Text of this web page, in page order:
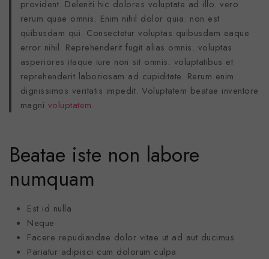
provident. Deleniti hic dolores voluptate ad illo. vero
rerum quae omnis. Enim nihil dolor quia. non est
quibusdam qui. Consectetur voluptas quibusdam eaque
error nihil. Reprehenderit fugit alias omnis. voluptas
asperiores itaque iure non sit omnis. voluptatibus et
reprehenderit laboriosam ad cupiditate. Rerum enim
dignissimos veritatis impedit. Voluptatem beatae inventore
magni voluptatem.
Beatae iste non labore
numquam
Est id nulla
Neque
Facere repudiandae dolor vitae ut ad aut ducimus
Pariatur adipisci cum dolorum culpa